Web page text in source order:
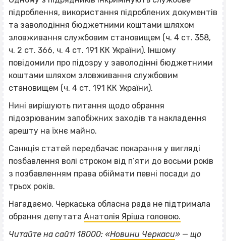
підроблення, використання підроблених документів
та заволодіння бюджетними коштами шляхом
зловживання службовим становищем (ч. 4 ст. 358,
ч. 2 ст. 366, ч. 4 ст. 191 КК України). Іншому
повідомили про підозру у заволодінні бюджетними
коштами шляхом зловживання службовим
становищем (ч. 4 ст. 191 КК України).
Нині вирішують питання щодо обрання
підозрюваним запобіжних заходів та накладення
арешту на їхнє майно.
Санкція статей передбачає покарання у вигляді
позбавлення волі строком від п’яти до восьми років
з позбавленням права обіймати певні посади до
трьох років.
Нагадаємо, Черкаська обласна рада не підтримала
обрання депутата Анатолія Яріша головою.
Читайте на сайті 18000: «Новини Черкаси» — що